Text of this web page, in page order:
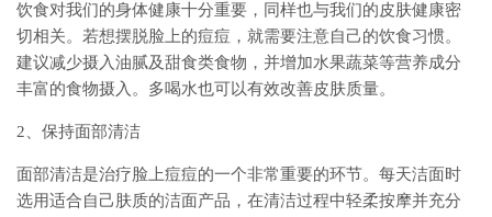
饮食对我们的身体健康十分重要，同样也与我们的皮肤健康密
切相关。若想摆脱脸上的痘痘，就需要注意自己的饮食习惯。
建议减少摄入油腻及甜食类食物，并增加水果蔬菜等营养成分
丰富的食物摄入。多喝水也可以有效改善皮肤质量。
2、保持面部清洁
面部清洁是治疗脸上痘痘的一个非常重要的环节。每天洁面时
选用适合自己肤质的洁面产品，在清洁过程中轻柔按摩并充分